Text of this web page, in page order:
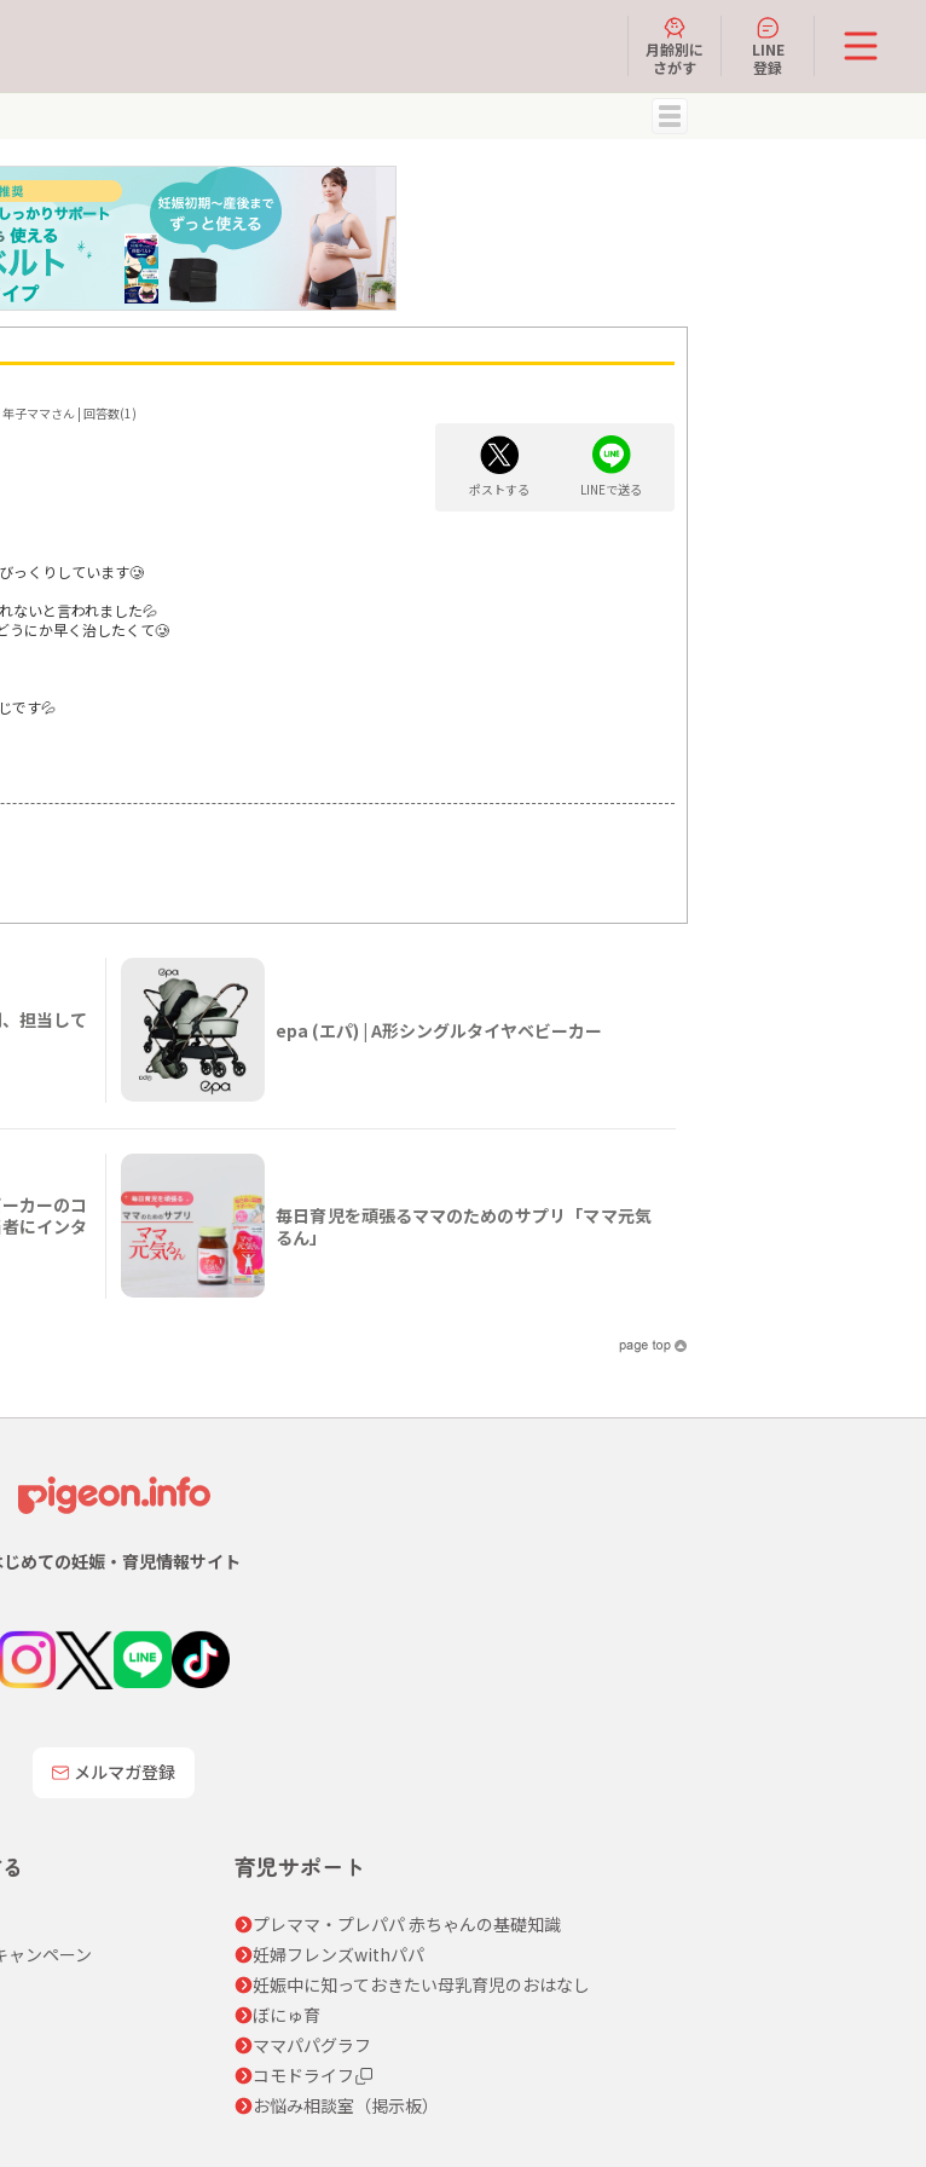
月齢別に
さがす
LINE
登録
子ママさん | 回答数(1)
ポストする LINEで送る
っくりしています🥲
ないと言われました💦
うにか早く治したくて🥲
です💦
担当して
epa (エパ) | A形シングルタイヤベビーカー
カーのコ
にインタ
毎日育児を頑張るママのためのサプリ「ママ元気
るん」
じめての妊娠・育児情報サイト
メルマガ登録
ャンペーン
育児サポート
プレママ・プレパパ 赤ちゃんの基礎知識
妊婦フレンズwithパパ
妊娠中に知っておきたい母乳育児のおはなし
ぼにゅ育
ママパパグラフ
コモドライフ
お悩み相談室（掲示板）